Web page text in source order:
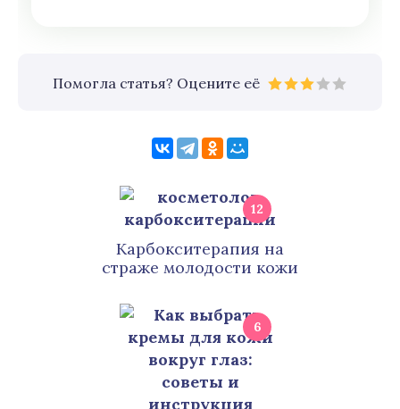
Помогла статья? Оцените её
12
Карбокситерапия на
страже молодости кожи
6